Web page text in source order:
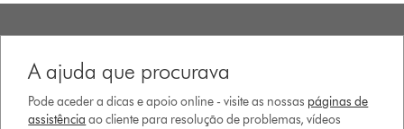
A ajuda que procurava
Pode aceder a dicas e apoio online - visite as nossas páginas de
assistência ao cliente para resolução de problemas, vídeos